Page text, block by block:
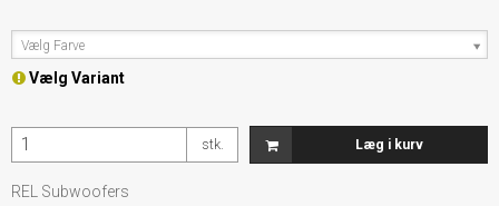
Vælg Farve
Vælg Variant
stk. Læg i kurv
REL Subwoofers